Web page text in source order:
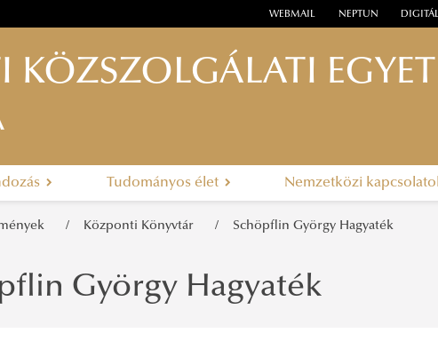
WEBMAIL NEPTUN
KÖZSZOLGÁLATI
Tudományos élet Nemzetközi
Központi Könyvtár Schöpflin György Hagyaték
György Hagyaték